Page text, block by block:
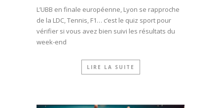
L’UBB en finale européenne, Lyon se rapproche
de la LDC, Tennis, F1… c’est le quiz sport pour
vérifier si vous avez bien suivi les résultats du
week-end
LIRE LA SUITE